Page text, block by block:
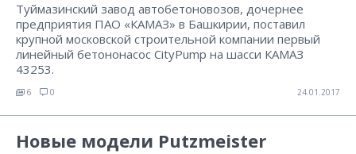
Туймазинский завод автобетоновозов, дочернее
предприятия ПАО «КАМАЗ» в Башкирии, поставил
крупной московской строительной компании первый
линейный бетононасос CityPump на шасси КАМАЗ
43253.
6 0 24.01.2017
Новые модели Putzmeister